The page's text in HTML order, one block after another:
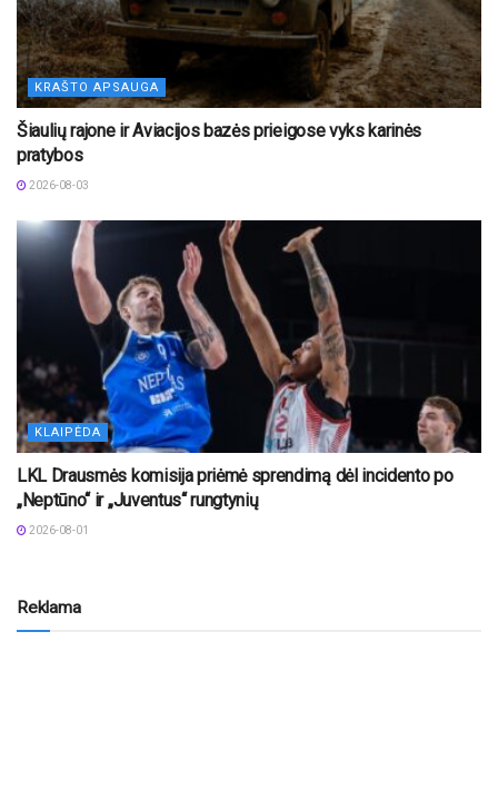
KRAŠTO APSAUGA
Šiaulių rajone ir Aviacijos bazės prieigose vyks karinės
pratybos
2026-08-03
KLAIPĖDA
LKL Drausmės komisija priėmė sprendimą dėl incidento po
„Neptūno“ ir „Juventus“ rungtynių
2026-08-01
Reklama